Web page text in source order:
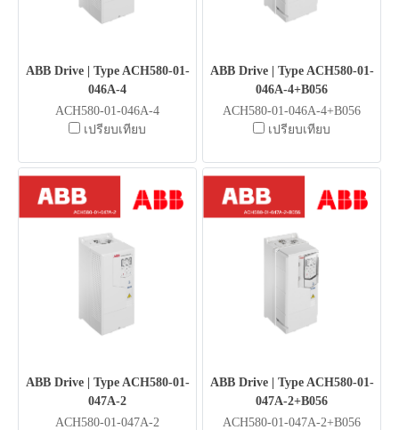
ABB Drive | Type ACH580-01-
046A-4
ACH580-01-046A-4
เปรียบเทียบ
ABB Drive | Type ACH580-01-
046A-4+B056
ACH580-01-046A-4+B056
เปรียบเทียบ
ABB Drive | Type ACH580-01-
047A-2
ACH580-01-047A-2
ABB Drive | Type ACH580-01-
047A-2+B056
ACH580-01-047A-2+B056